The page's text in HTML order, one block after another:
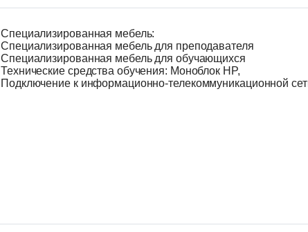
Специализированная мебель:
Специализированная мебель для преподавателя
Специализированная мебель для обучающихся
Технические средства обучения: Моноблок HP,
Подключение к информационно-телекоммуникационной